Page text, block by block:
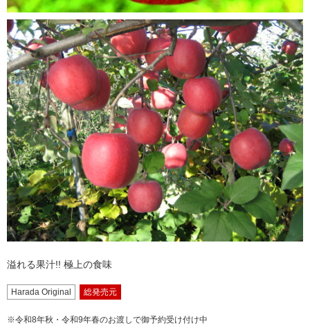
お問い合わせ
溢れる果汁!! 極上の食味
Harada Original 総発売元
※令和8年秋・令和9年春のお渡しで御予約受け付け中